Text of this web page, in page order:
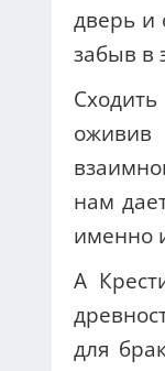
дверь и
забыв в
оживив
нам
именно
А
для